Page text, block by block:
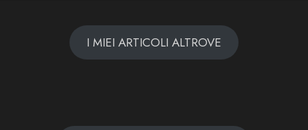
I MIEI ARTICOLI ALTROVE